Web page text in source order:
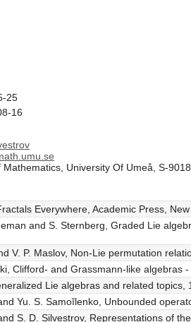
25
16
Mathematics, University Of Umeå, S-
Everywhere, Academic Press, New
and S. Sternberg, Graded Lie
V. P. Maslov, Non-Lie permutation
Clifford- and Grassmann-like algebras
Lie algebras and related topics,
Yu. S. Samoĭlenko, Unbounded
S. D. Silvestrov, Representations of